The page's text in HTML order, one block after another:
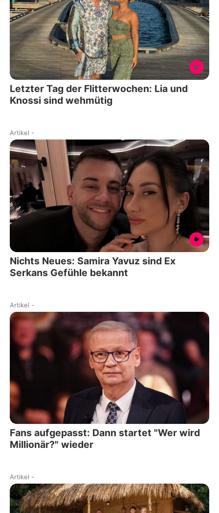
Letzter Tag der Flitterwochen: Lia und
Knossi sind wehmütig
Artikel -
Nichts Neues: Samira Yavuz sind Ex
Serkans Gefühle bekannt
Artikel -
Fans aufgepasst: Dann startet "Wer wird
Millionär?" wieder
Artikel -